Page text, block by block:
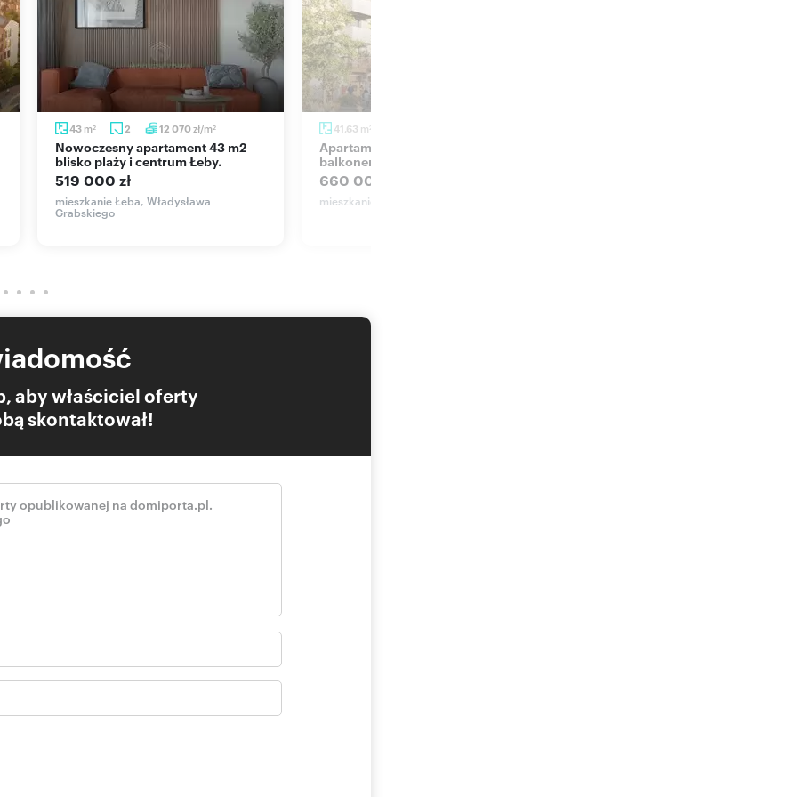
jest ulica Łąkowa – zyska kanalizację deszczową,
, z poddaszem użytkowym znajdują się na pierwszym
pokryte dachówką.
postojowena terenie obiektu.
doskonale doświetlone, wyposażone w tarasy
Na całej powierzchni podłogi zastosowano
PEX). Okna plastikowe 5-komorowe. Ogrzewanie
jest doskonale przygotowany teren inwestycji, liczne
43 m2 2 12 070zł/m2
Nowoczesny apartament 43 m2
blisko plaży i centrum Łeby.
519 000 zł
mieszkanie Łeba, Władysława
Grabskiego
41,63 m 2
Apartament 2-pokojowy z
balkonem, pod klucz, polecam
660 000 zł
mieszkanie Łeba, Turystyczna
aby właściciel oferty
skontaktował!